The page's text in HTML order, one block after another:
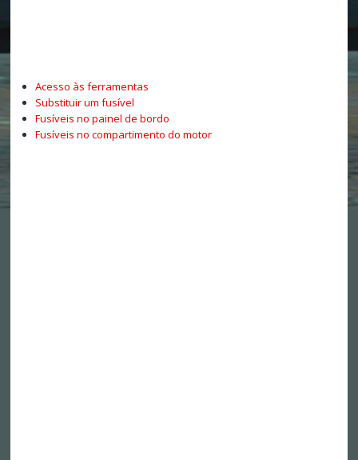
Acesso às ferramentas
Substituir um fusível
Fusíveis no painel de bordo
Fusíveis no compartimento do motor